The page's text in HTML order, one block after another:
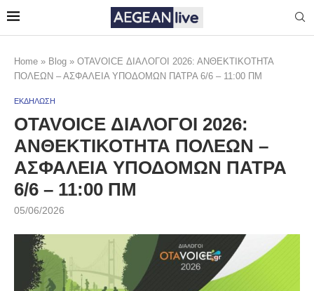
Home » Blog » OTAVOICE ΔΙΑΛΟΓΟΙ 2026: ΑΝΘΕΚΤΙΚΟΤΗΤΑ
ΠΟΛΕΩΝ – ΑΣΦΑΛΕΙΑ ΥΠΟΔΟΜΩΝ ΠΑΤΡΑ 6/6 – 11:00 ΠΜ
ΕΚΔΗΛΩΣΗ
OTAVOICE ΔΙΑΛΟΓΟΙ 2026:
ΑΝΘΕΚΤΙΚΟΤΗΤΑ ΠΟΛΕΩΝ –
ΑΣΦΑΛΕΙΑ ΥΠΟΔΟΜΩΝ ΠΑΤΡΑ
6/6 – 11:00 ΠΜ
05/06/2026